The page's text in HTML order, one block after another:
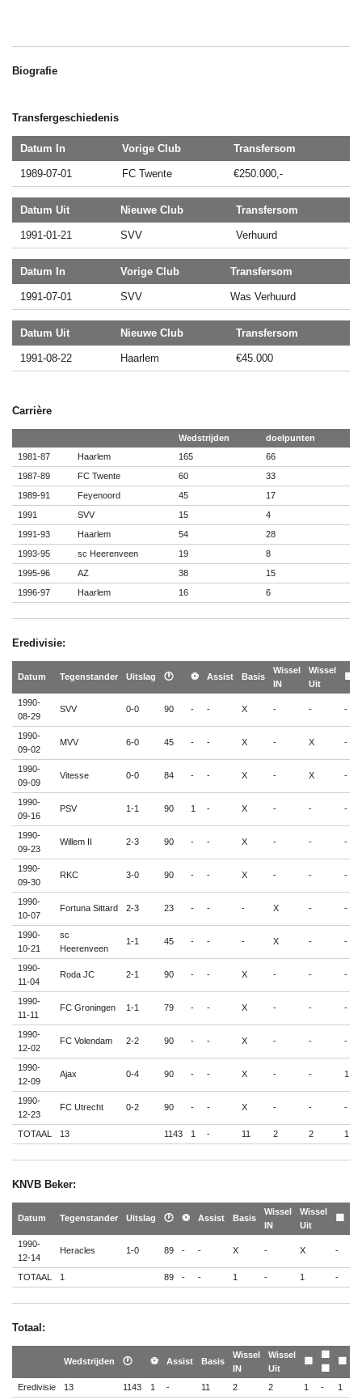
Biografie
Transfergeschiedenis
Datum In Vorige Club Transfersom
1989-07-01 FC Twente €250.000,-
Datum Uit Nieuwe Club Transfersom
1991-01-21 SVV Verhuurd
Datum In Vorige Club Transfersom
1991-07-01 SVV Was Verhuurd
Datum Uit Nieuwe Club Transfersom
1991-08-22 Haarlem €45.000
Carrière
Wedstrijden
doelpunten
1981-87
Haarlem 165
66
1987-89
FC Twente 60
33
1989-91
Feyenoord 45
17
1991
SVV 15
4
1991-93
Haarlem 54
28
1993-95
sc Heerenveen 19
8
1995-96
AZ 38
15
1996-97
Haarlem 16 6
Eredivisie:
Datum Tegenstander Uitslag 🕐 ⚽ Assist Basis
Wissel
IN
Wissel
Uit
🟨
1990-
08-29
SVV 0-0 90 - - X - - -
1990-
09-02
MVV 6-0 45 - - X - X -
1990-
09-09
Vitesse 0-0 84 - - X - X -
1990-
09-16
PSV 1-1 90 1 - X - - -
1990-
09-23
Willem II 2-3 90 - - X - - -
1990-
09-30
RKC 3-0 90 - - X - - -
1990-
10-07
Fortuna Sittard 2-3 23 - - - X - -
1990-
10-21
sc
Heerenveen
1-1 45 - - - X - -
1990-
11-04
Roda JC 2-1 90 - - X - - -
1990-
11-11
FC Groningen 1-1 79 - - X - - -
1990-
12-02
FC Volendam 2-2 90 - - X - - -
1990-
12-09
Ajax 0-4 90 - - X - - 1
1990-
12-23
FC Utrecht 0-2 90 - - X - - -
TOTAAL 13 1143 1 - 11 2 2 1
KNVB Beker:
Datum Tegenstander Uitslag 🕐 ⚽ Assist Basis
Wissel
IN
Wissel
Uit
🟨
1990-
12-14
Heracles 1-0 89 - - X - X -
TOTAAL 1 89 - - 1 - 1 -
Totaal:
Wedstrijden 🕐 ⚽ Assist Basis
Wissel
IN
Wissel
Uit
🟨
🟨
Eredivisie 13 1143 1 - 11 2 2 1 - 1